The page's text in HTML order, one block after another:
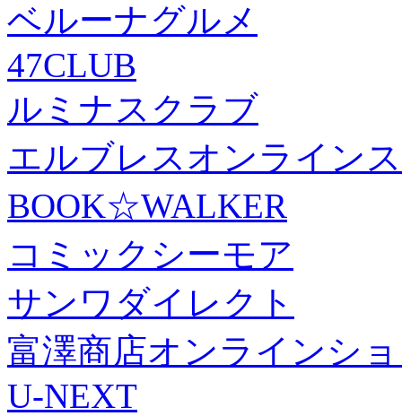
ベルーナグルメ
47CLUB
ルミナスクラブ
エルブレスオンライン
BOOK☆WALKER
コミックシーモア
サンワダイレクト
富澤商店オンラインシ
U-NEXT